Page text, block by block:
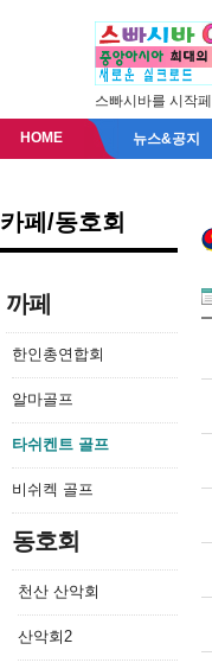
스빠시바를 시작
HOME 뉴스&공지
카페/동호회
까페
한인총연합회
알마골프
타쉬켄트 골프
비쉬켁 골프
동호회
천산 산악회
산악회2